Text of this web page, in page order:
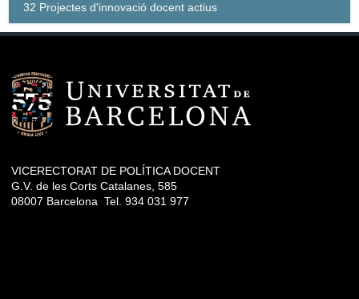
32 Projectes d'innovació docent actius
VICERECTORAT DE POLÍTICA DOCENT
G.V. de les Corts Catalanes, 585
08007 Barcelona Tel. 934 031 977